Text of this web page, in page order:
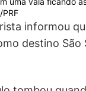
informou
destino São